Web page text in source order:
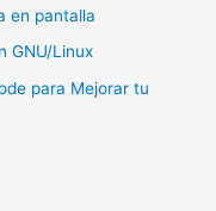
en pantalla
GNU/Linux
para Mejorar tu